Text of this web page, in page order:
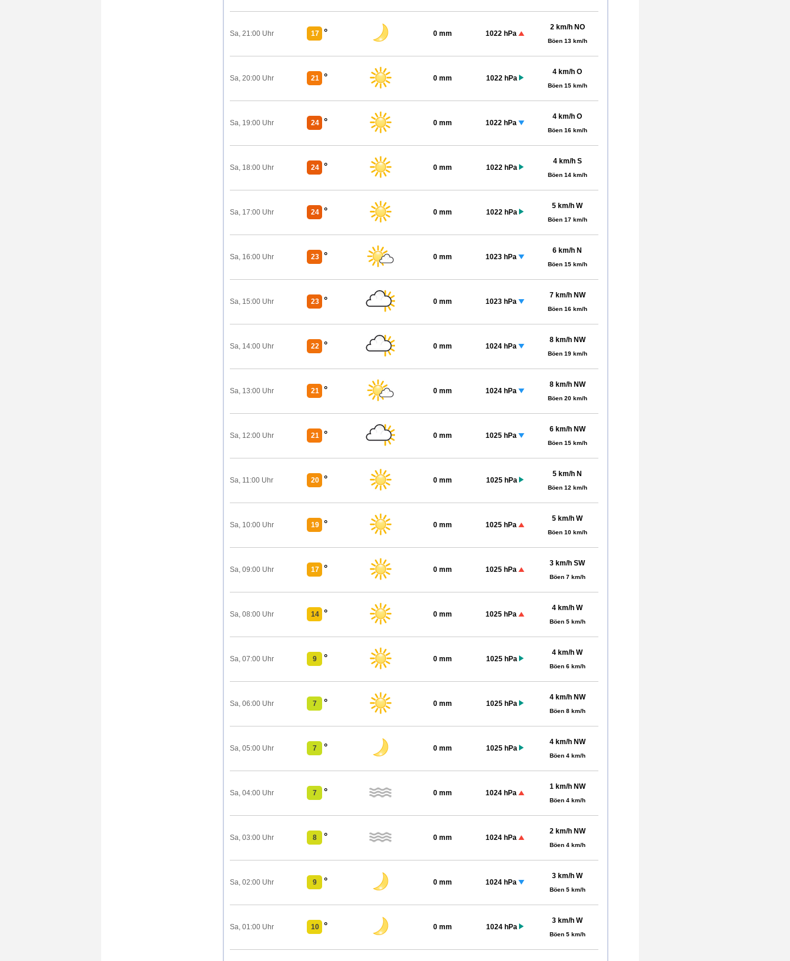
Sa, 21:00 Uhr 17 ° 0 mm 1022 hPa
2 km/h NO
Böen 13 km/h
Sa, 20:00 Uhr 21 ° 0 mm 1022 hPa
4 km/h O
Böen 15 km/h
Sa, 19:00 Uhr 24 ° 0 mm 1022 hPa
4 km/h O
Böen 16 km/h
Sa, 18:00 Uhr 24 ° 0 mm 1022 hPa
4 km/h S
Böen 14 km/h
Sa, 17:00 Uhr 24 ° 0 mm 1022 hPa
5 km/h W
Böen 17 km/h
Sa, 16:00 Uhr 23 ° 0 mm 1023 hPa
6 km/h N
Böen 15 km/h
Sa, 15:00 Uhr 23 ° 0 mm 1023 hPa
7 km/h NW
Böen 16 km/h
Sa, 14:00 Uhr 22 ° 0 mm 1024 hPa
8 km/h NW
Böen 19 km/h
Sa, 13:00 Uhr 21 ° 0 mm 1024 hPa
8 km/h NW
Böen 20 km/h
Sa, 12:00 Uhr 21 ° 0 mm 1025 hPa
6 km/h NW
Böen 15 km/h
Sa, 11:00 Uhr 20 ° 0 mm 1025 hPa
5 km/h N
Böen 12 km/h
Sa, 10:00 Uhr 19 ° 0 mm 1025 hPa
5 km/h W
Böen 10 km/h
Sa, 09:00 Uhr 17 ° 0 mm 1025 hPa
3 km/h SW
Böen 7 km/h
Sa, 08:00 Uhr 14 ° 0 mm 1025 hPa
4 km/h W
Böen 5 km/h
Sa, 07:00 Uhr 9 ° 0 mm 1025 hPa
4 km/h W
Böen 6 km/h
Sa, 06:00 Uhr 7 ° 0 mm 1025 hPa
4 km/h NW
Böen 8 km/h
Sa, 05:00 Uhr 7 ° 0 mm 1025 hPa
4 km/h NW
Böen 4 km/h
Sa, 04:00 Uhr 7 ° 0 mm 1024 hPa
1 km/h NW
Böen 4 km/h
Sa, 03:00 Uhr 8 ° 0 mm 1024 hPa
2 km/h NW
Böen 4 km/h
Sa, 02:00 Uhr 9 ° 0 mm 1024 hPa
3 km/h W
Böen 5 km/h
Sa, 01:00 Uhr 10 ° 0 mm 1024 hPa
3 km/h W
Böen 5 km/h